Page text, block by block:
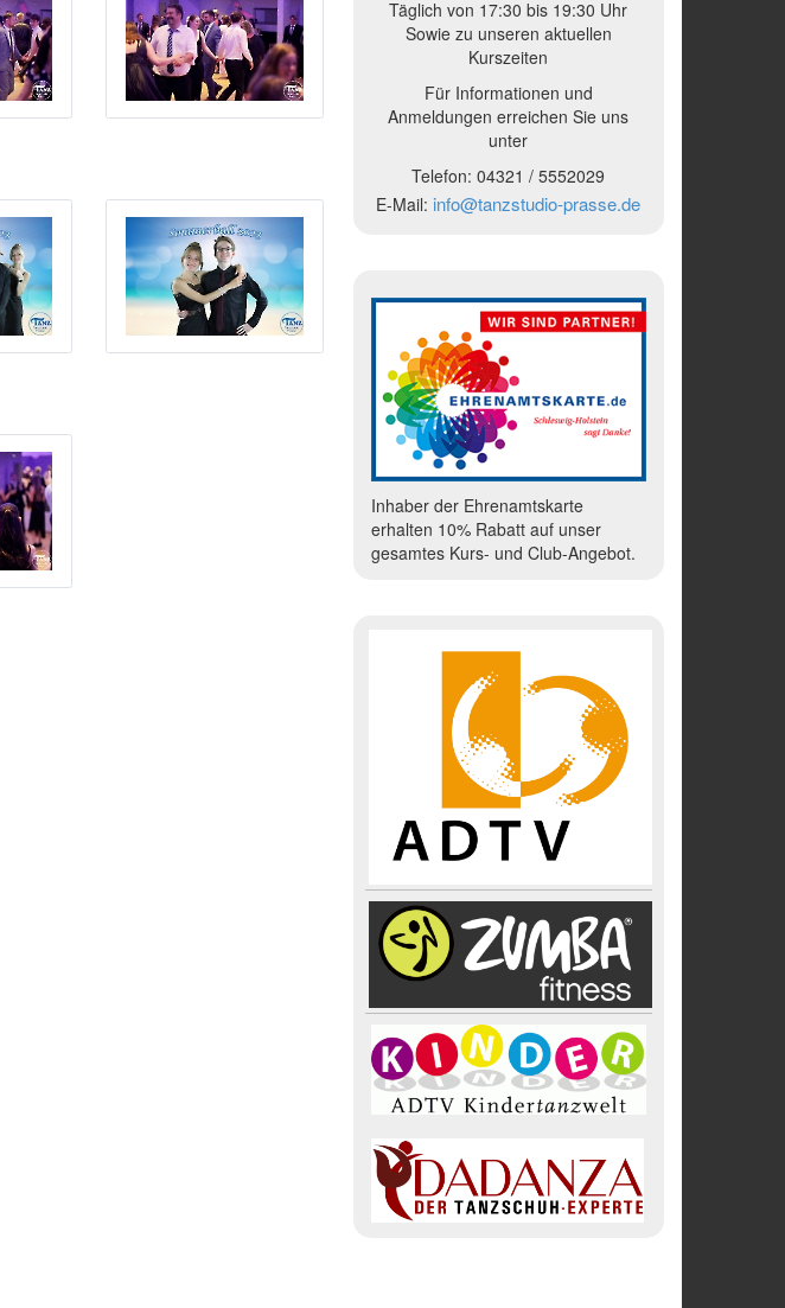
Täglich von 17:30 bis 19:30 Uhr
Sowie zu unseren aktuellen
Kurszeiten
Für Informationen und
Anmeldungen erreichen Sie uns
unter
Telefon:04321 /5552029
E-Mail: info@tanzstudio-prasse.de
Inhaber der Ehrenamtskarte
erhalten 10% Rabatt auf unser
gesamtes Kurs- und Club-Angebot.